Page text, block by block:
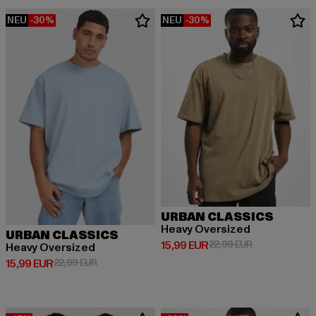
NEU -30%
URBAN CLASSICS
Heavy Oversized
15,99 EUR
Derzeitiger Preis: 15,99 EUR
22,99 EURAktionspreis: 22,99 EUR
NEU -30%
URBAN CLASSICS
Heavy Oversized
15,99 EUR
Derzeitiger Preis: 15,99 EUR
22,99 EURAktionspreis: